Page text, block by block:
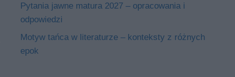
Pytania jawne matura 2027 – opracowania i
odpowiedzi
Motyw tańca w literaturze – konteksty z różnych
epok